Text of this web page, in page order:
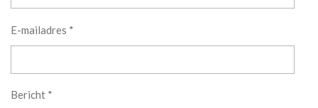
E-mailadres *
Bericht *